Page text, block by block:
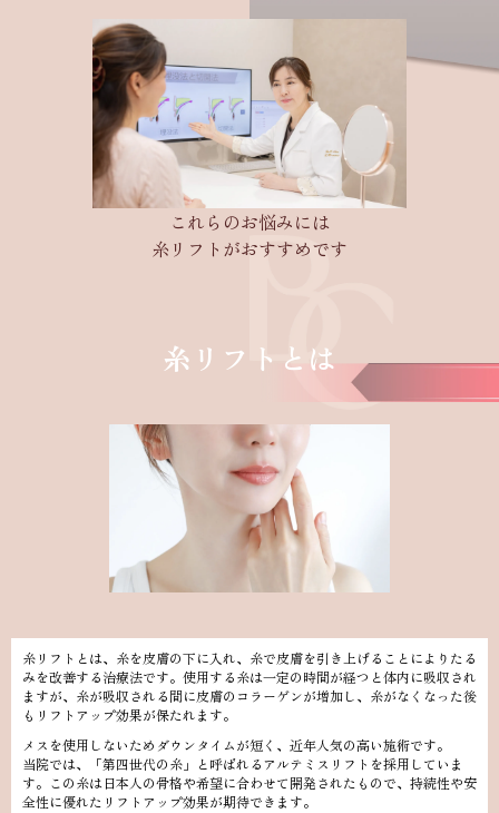
これらのお悩みには
糸リフトがおすすめです
糸リフトとは
糸リフトとは、糸を皮膚の下に入れ、糸で皮膚を引き上げることによりたる
みを改善する治療法です。使用する糸は一定の時間が経つと体内に吸収され
ますが、糸が吸収される間に皮膚のコラーゲンが増加し、糸がなくなった後
もリフトアップ効果が保たれます。
メスを使用しないためダウンタイムが短く、近年人気の高い施術です。
当院では、「第四世代の糸」と呼ばれるアルテミスリフトを採用していま
す。この糸は日本人の骨格や希望に合わせて開発されたもので、持続性や安
全性に優れたリフトアップ効果が期待できます。